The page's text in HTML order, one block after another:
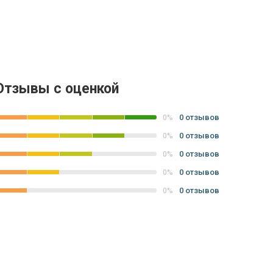
с оценкой
0% 0 отзывов
0% 0 отзывов
0% 0 отзывов
0% 0 отзывов
0% 0 отзывов